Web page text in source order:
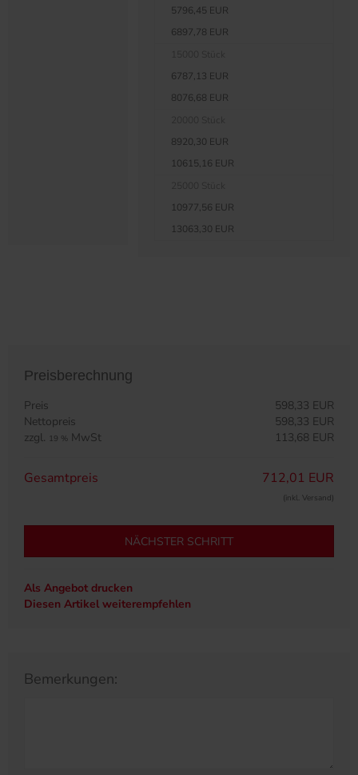
5796,45 EUR
6897,78 EUR
6787,13 EUR
8076,68 EUR
8920,30 EUR
10615,16 EUR
10977,56 EUR
13063,30 EUR
Preisberechnung
Preis
598,33 EUR
Nettopreis
598,33 EUR
zzgl. 19 % MwSt 113,68 EUR
Gesamtpreis 712,01 EUR
(inkl. Versand)
NÄCHSTER SCHRITT
Als Angebot drucken
Diesen Artikel weiterempfehlen
Bemerkungen: